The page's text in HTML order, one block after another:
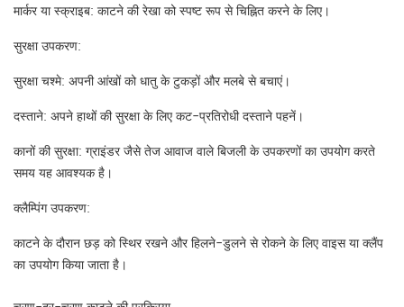
मार्कर या स्क्राइब: काटने की रेखा को स्पष्ट रूप से चिह्नित करने के लिए।
सुरक्षा उपकरण:
सुरक्षा चश्मे: अपनी आंखों को धातु के टुकड़ों और मलबे से बचाएं।
दस्ताने: अपने हाथों की सुरक्षा के लिए कट-प्रतिरोधी दस्ताने पहनें।
कानों की सुरक्षा: ग्राइंडर जैसे तेज आवाज वाले बिजली के उपकरणों का उपयोग करते
समय यह आवश्यक है।
क्लैम्पिंग उपकरण:
काटने के दौरान छड़ को स्थिर रखने और हिलने-डुलने से रोकने के लिए वाइस या क्लैंप
का उपयोग किया जाता है।